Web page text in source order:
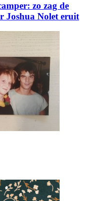
zo zag de
Joshua Nolet eruit